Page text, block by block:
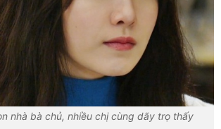
nhà bà chủ, nhiều chị cùng dãy trọ thấy